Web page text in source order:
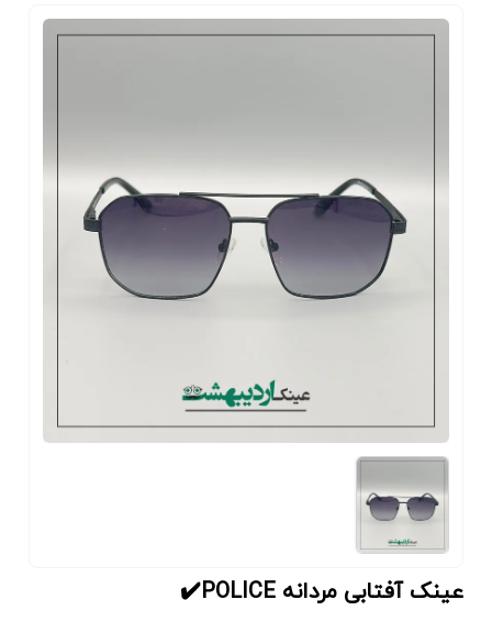
عینک آفتابی مردانه POLICE✔️